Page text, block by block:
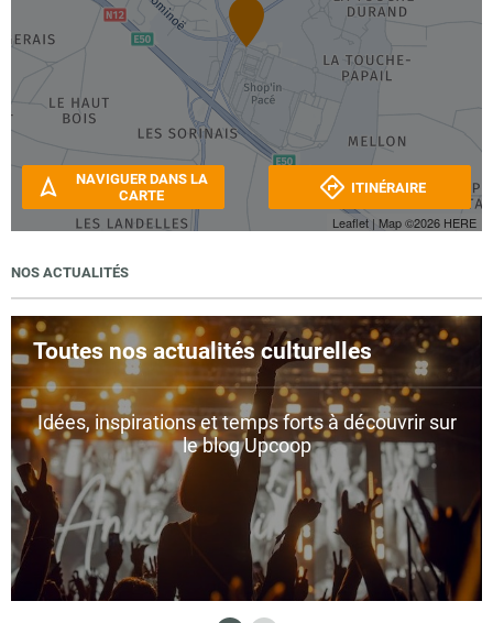
Leaflet | Map ©2026 HERE
NAVIGUER DANS LA
CARTE
ITINÉRAIRE
NOS ACTUALITÉS
Toutes nos actualités culturelles
Idées, inspirations et temps forts à découvrir sur
le blog Upcoop